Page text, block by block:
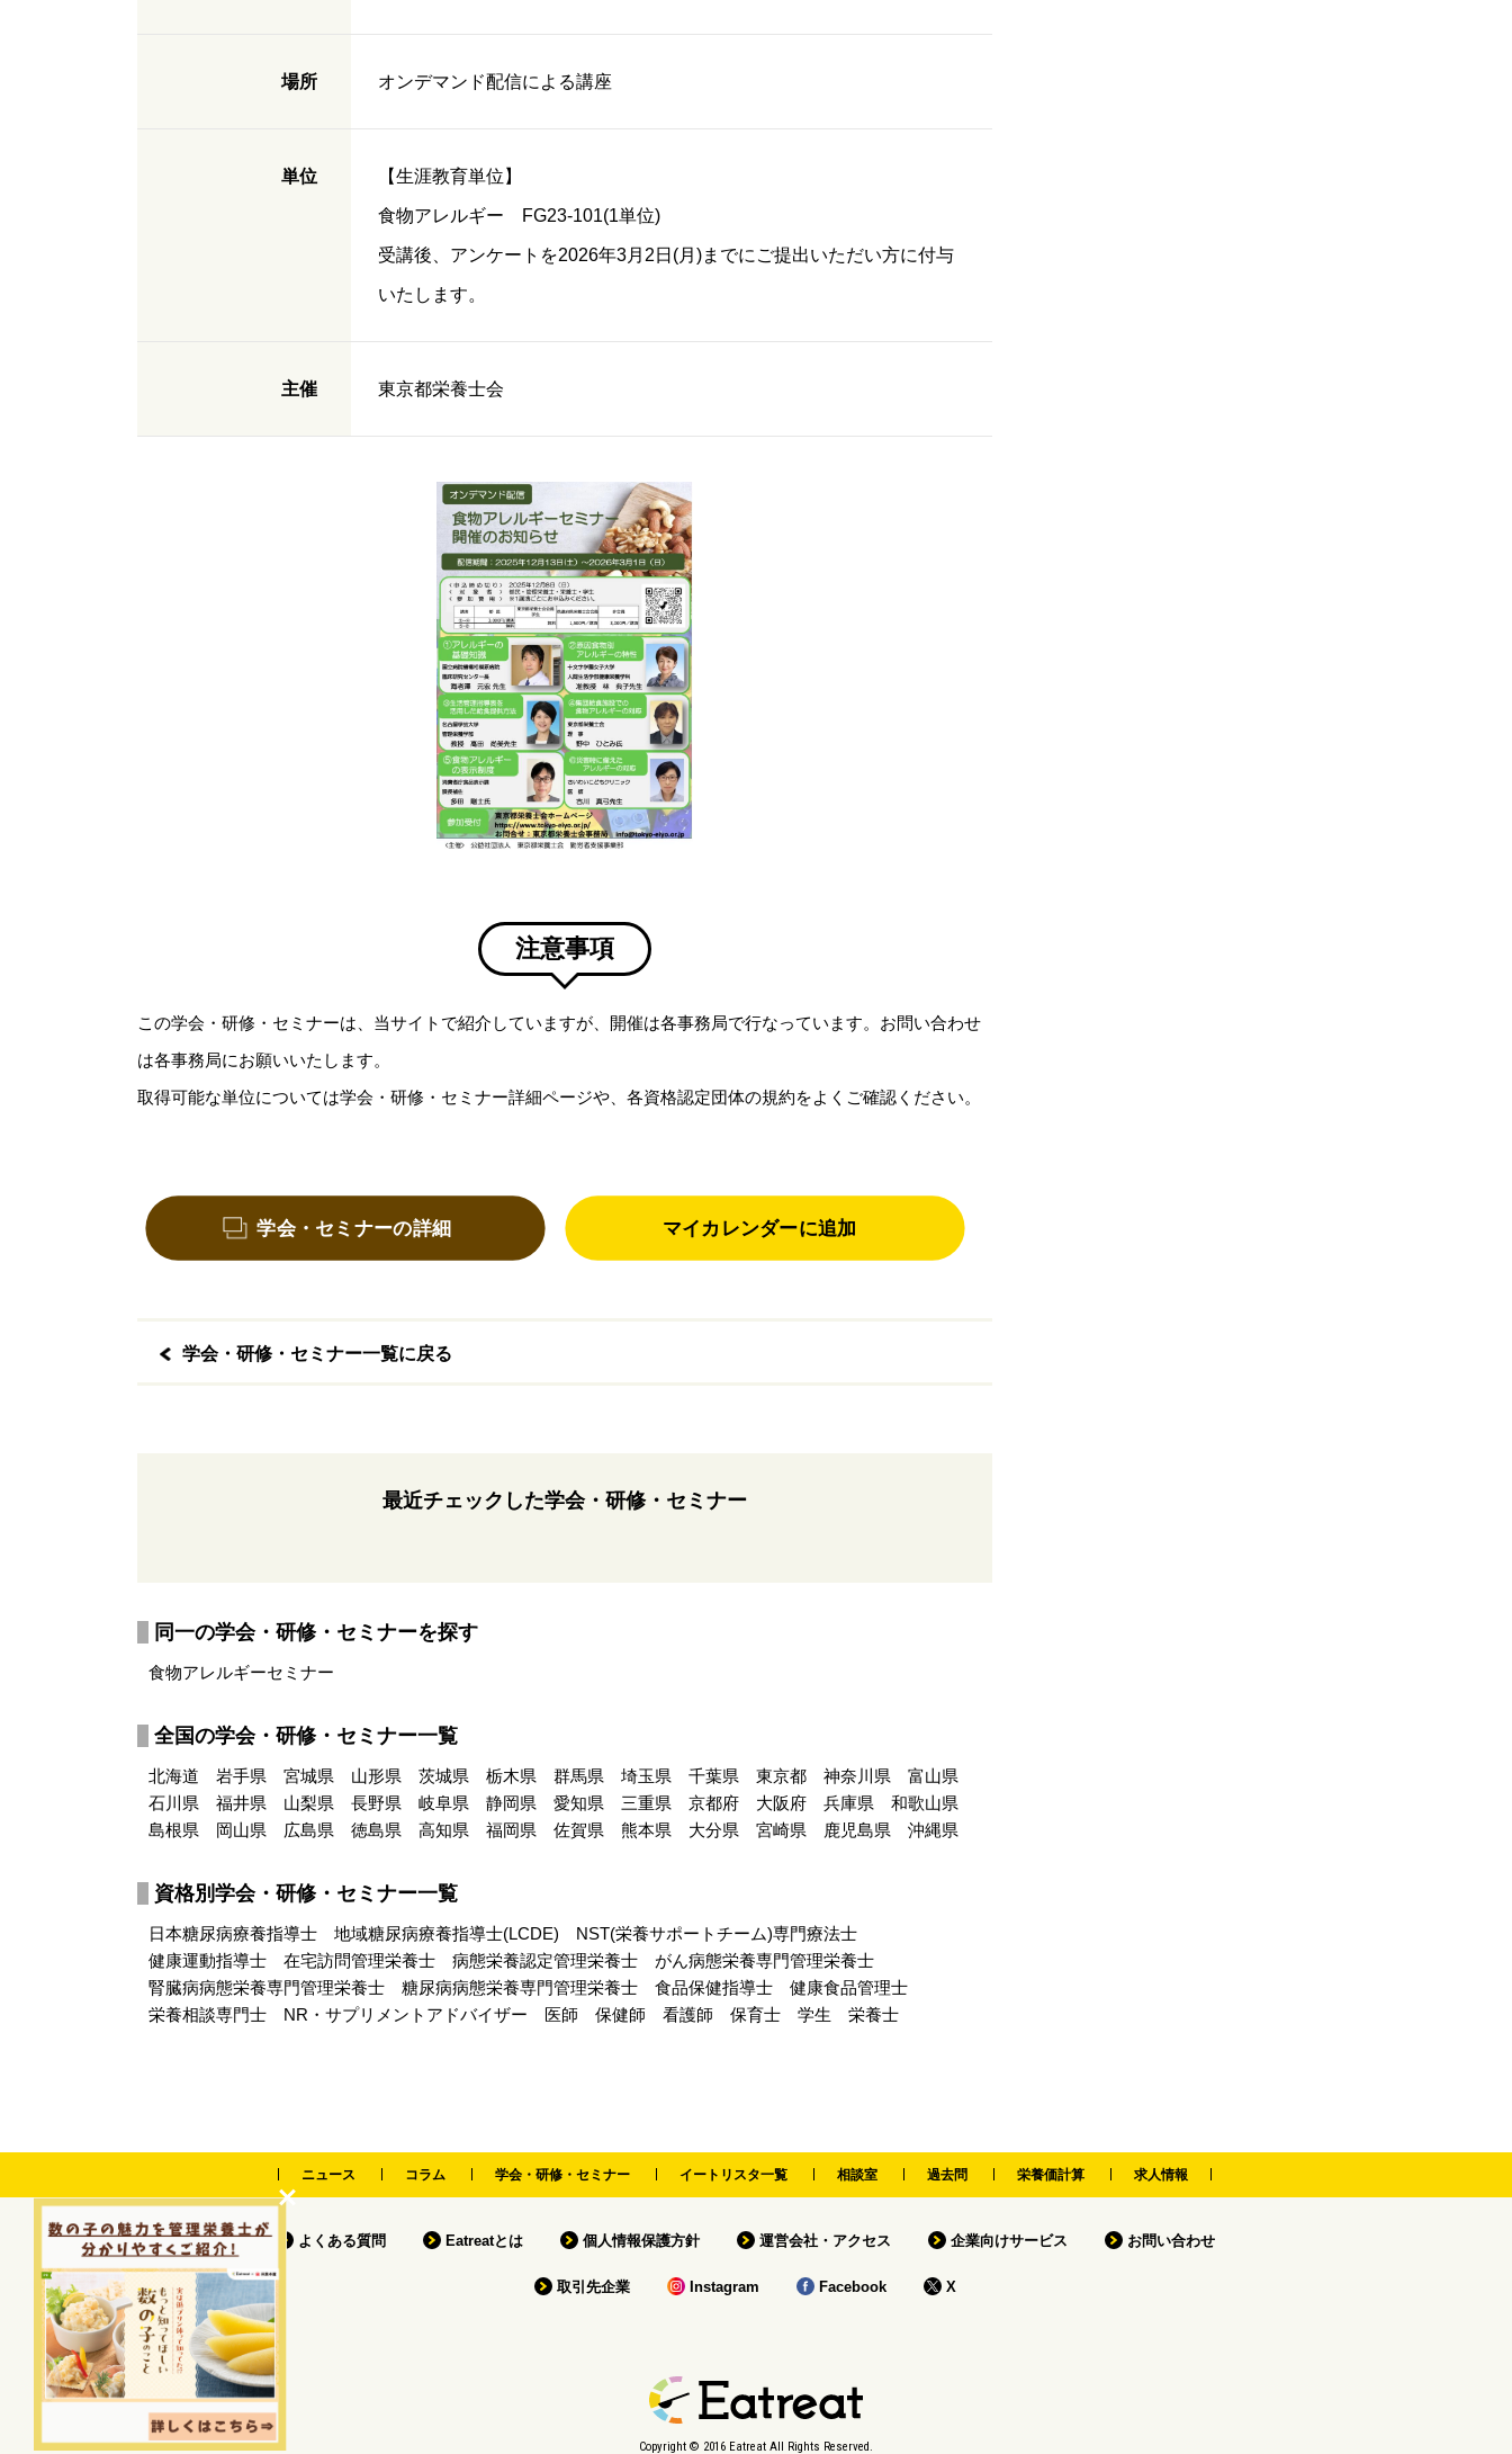
場所 オンデマンド配信による講座
単位 【生涯教育単位】
食物アレルギー FG23-101(1単位)
受講後、アンケートを2026年3月2日(月)までにご提出いただい方に付与
いたします。
主催 東京都栄養士会
注意事項
この学会・研修・セミナーは、当サイトで紹介していますが、開催は各事務局で行なっています。お問い合わせ
は各事務局にお願いいたします。
取得可能な単位については学会・研修・セミナー詳細ページや、各資格認定団体の規約をよくご確認ください。
学会・セミナーの詳細 マイカレンダーに追加
学会・研修・セミナー一覧に戻る
最近チェックした学会・研修・セミナー
同一の学会・研修・セミナーを探す
食物アレルギーセミナー
全国の学会・研修・セミナー一覧
北海道 岩手県 宮城県 山形県 茨城県 栃木県 群馬県 埼玉県 千葉県 東京都 神奈川県
富山県
石川県
福井県 山梨県 長野県 岐阜県 静岡県 愛知県 三重県 京都府 大阪府 兵庫県
和歌山県
島根県
岡山県 広島県 徳島県 高知県 福岡県 佐賀県 熊本県 大分県 宮崎県 鹿児島県 沖縄県
資格別学会・研修・セミナー一覧
日本糖尿病療養指導士 地域糖尿病療養指導士(LCDE)
NST(栄養サポートチーム)専門療法士
健康運動指導士
在宅訪問管理栄養士 病態栄養認定管理栄養士
がん病態栄養専門管理栄養士
腎臓病病態栄養専門管理栄養士
糖尿病病態栄養専門管理栄養士 食品保健指導士
健康食品管理士
栄養相談専門士
NR・サプリメントアドバイザー 医師 保健師 看護師 保育士 学生 栄養士
ニュース コラム 学会・研修・セミナー イートリスタ一覧 相談室 過去問 栄養価計算 求人情報
よくある質問 Eatreatとは 個人情報保護方針 運営会社・アクセス 企業向けサービス お問い合わせ
取引先企業 Instagram Facebook X
Copyright © 2016 Eatreat All Rights Reserved.